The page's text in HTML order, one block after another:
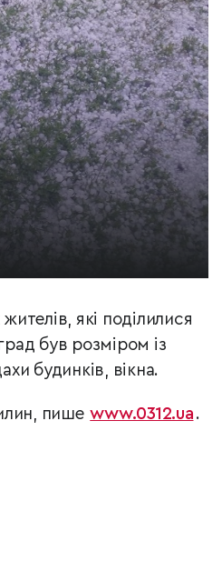
які поділилися
був розміром із
будинків, вікна.
пише www.0312.ua .